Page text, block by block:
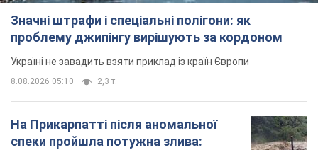
Значні штрафи і спеціальні полігони: як
проблему джипінгу вирішують за кордоном
Україні не завадить взяти приклад із країн Європи
8.08.2026 05:10 2,3 т.
На Прикарпатті після аномальної
спеки пройшла потужна злива: